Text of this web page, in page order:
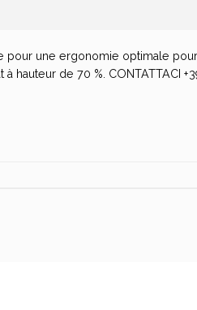
une ergonomie optimale
de 70 %. CONTATTACI